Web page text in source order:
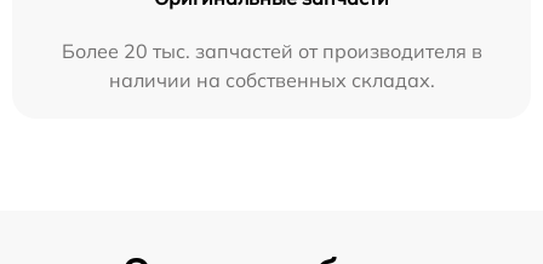
Более 20 тыс. запчастей от производителя в
наличии на собственных складах.